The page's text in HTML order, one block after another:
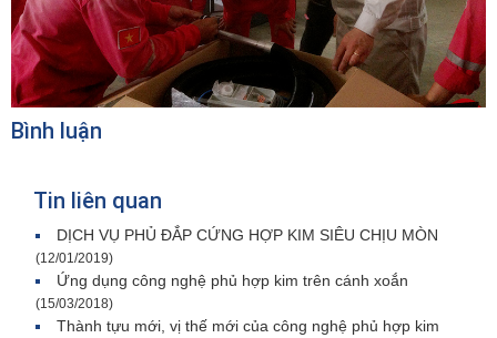
Bình luận
Tin liên quan
DỊCH VỤ PHỦ ĐẮP CỨNG HỢP KIM SIÊU CHỊU MÒN
(12/01/2019)
Ứng dụng công nghệ phủ hợp kim trên cánh xoắn
(15/03/2018)
Thành tựu mới, vị thế mới của công nghệ phủ hợp kim